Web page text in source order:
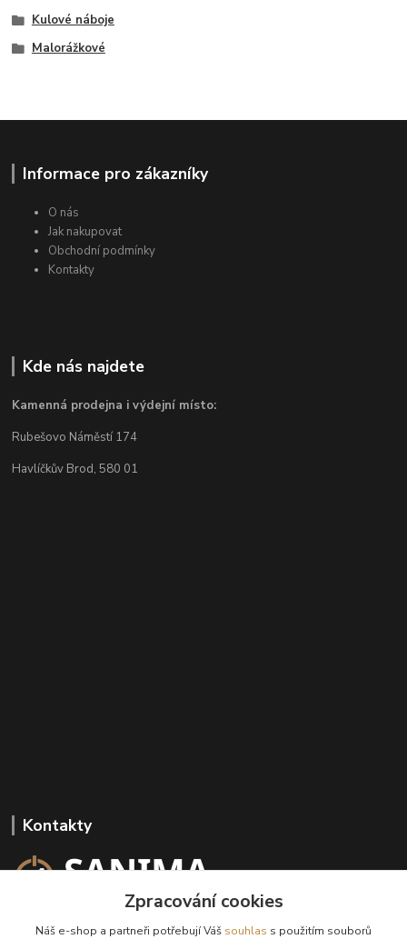
Kulové náboje
Malorážkové
Informace pro zákazníky
O nás
Jak nakupovat
Obchodní podmínky
Kontakty
Kde nás najdete
Kamenná prodejna i výdejní místo:
Rubešovo Náměstí 174
Havlíčkův Brod, 580 01
Kontakty
+420 602 647 136
Zpracování cookies
Náš e-shop a partneři potřebují Váš souhlas s použitím souborů